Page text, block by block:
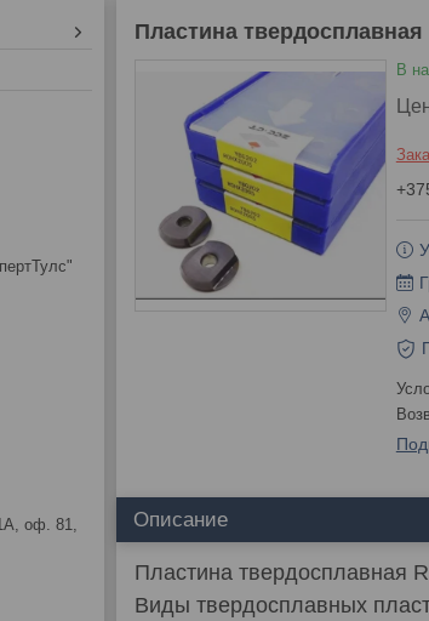
Пластина твердосплавная
В
Описание
Пластина твердосплавная
Виды твердосплавных
оф. 81,